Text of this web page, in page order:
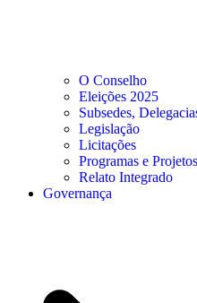
O Conselho
Eleições 2025
Subsedes,
Legislação
Licitações
Programas e Projetos
Relato Integrado
Governança